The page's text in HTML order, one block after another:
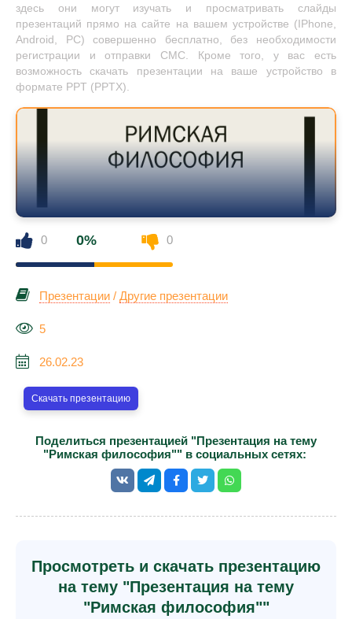
здесь они могут изучать и просматривать слайды
презентаций прямо на сайте на вашем устройстве (IPhone,
Android, PC) совершенно бесплатно, без необходимости
регистрации и отправки СМС. Кроме того, у вас есть
возможность скачать презентации на ваше устройство в
формате PPT (PPTX).
0 0% 0
Презентации / Другие презентации
5
26.02.23
Скачать презентацию
Поделиться презентацией "Презентация на тему
"Римская философия"" в социальных сетях:
Просмотреть и скачать презентацию
на тему "Презентация на тему
"Римская философия""